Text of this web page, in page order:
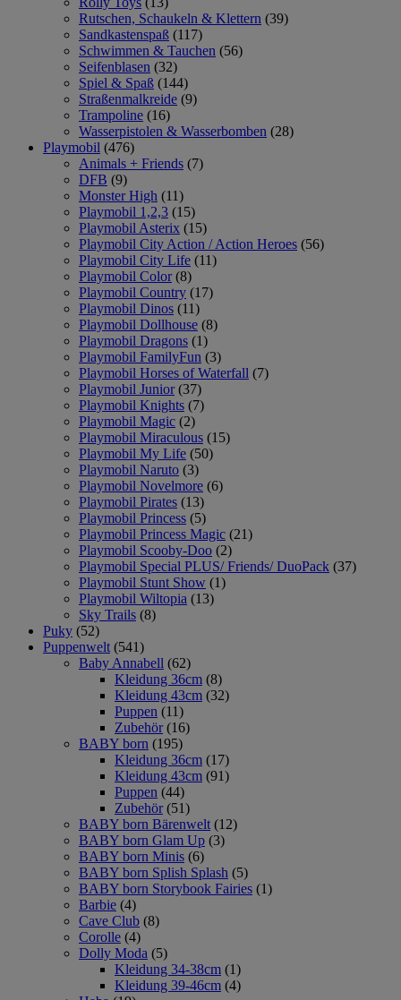
Rutschen, Schaukeln & Klettern (39)
Sandkastenspaß (117)
Schwimmen & Tauchen (56)
Seifenblasen (32)
Spiel & Spaß (144)
Straßenmalkreide (9)
Trampoline (16)
Wasserpistolen & Wasserbomben (28)
Playmobil (476)
Animals + Friends (7)
DFB (9)
Monster High (11)
Playmobil 1,2,3 (15)
Playmobil Asterix (15)
Playmobil City Action / Action Heroes (56)
Playmobil City Life (11)
Playmobil Color (8)
Playmobil Country (17)
Playmobil Dinos (11)
Playmobil Dollhouse (8)
Playmobil Dragons (1)
Playmobil FamilyFun (3)
Playmobil Horses of Waterfall (7)
Playmobil Junior (37)
Playmobil Knights (7)
Playmobil Magic (2)
Playmobil Miraculous (15)
Playmobil My Life (50)
Playmobil Naruto (3)
Playmobil Novelmore (6)
Playmobil Pirates (13)
Playmobil Princess (5)
Playmobil Princess Magic (21)
Playmobil Scooby-Doo (2)
Playmobil Special PLUS/ Friends/ DuoPack (37)
Playmobil Stunt Show (1)
Playmobil Wiltopia (13)
Sky Trails (8)
Puky (52)
Puppenwelt (541)
Baby Annabell (62)
Kleidung 36cm (8)
Kleidung 43cm (32)
Puppen (11)
Zubehör (16)
BABY born (195)
Kleidung 36cm (17)
Kleidung 43cm (91)
Puppen (44)
Zubehör (51)
BABY born Bärenwelt (12)
BABY born Glam Up (3)
BABY born Minis (6)
BABY born Splish Splash (5)
BABY born Storybook Fairies (1)
Barbie (4)
Cave Club (8)
Corolle (4)
Dolly Moda (5)
Kleidung 34-38cm (1)
Kleidung 39-46cm (4)